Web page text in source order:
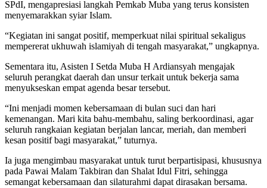
SPdI, mengapresiasi langkah Pemkab Muba yang terus konsisten
menyemarakkan syiar Islam.
“Kegiatan ini sangat positif, memperkuat nilai spiritual sekaligus
mempererat ukhuwah islamiyah di tengah masyarakat,” ungkapnya.
Sementara itu, Asisten I Setda Muba H Ardiansyah mengajak
seluruh perangkat daerah dan unsur terkait untuk bekerja sama
menyukseskan empat agenda besar tersebut.
“Ini menjadi momen kebersamaan di bulan suci dan hari
kemenangan. Mari kita bahu-membahu, saling berkoordinasi, agar
seluruh rangkaian kegiatan berjalan lancar, meriah, dan memberi
kesan positif bagi masyarakat,” tuturnya.
Ia juga mengimbau masyarakat untuk turut berpartisipasi, khususnya
pada Pawai Malam Takbiran dan Shalat Idul Fitri, sehingga
semangat kebersamaan dan silaturahmi dapat dirasakan bersama.